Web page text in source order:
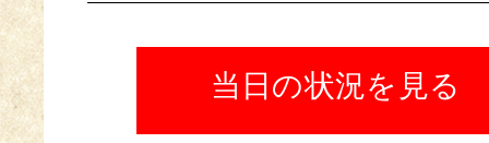
当日の状況を見る